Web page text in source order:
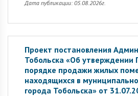
Дата публикации: 05.08.2026г.
Проект постановления
Тобольска «Об утверждении
порядке продажи жилых
находящихся в
города Тобольска» от